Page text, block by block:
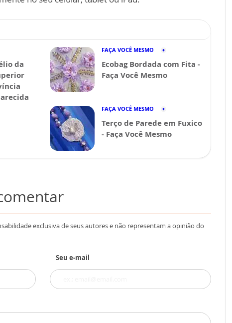
da
FAÇA VOCÊ MESMO
Ecobag Bordada com Fita -
Faça Você Mesmo
FAÇA VOCÊ MESMO
Terço de Parede em Fuxico
- Faça Você Mesmo
exclusiva de seus autores e não representam a opinião do
Seu e-mail